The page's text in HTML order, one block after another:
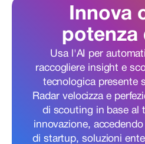
Innova
potenza
Usa l'AI per
raccogliere insight e
tecnologica presente
Radar velocizza e
di scouting in base al
innovazione,
di startup, soluzioni